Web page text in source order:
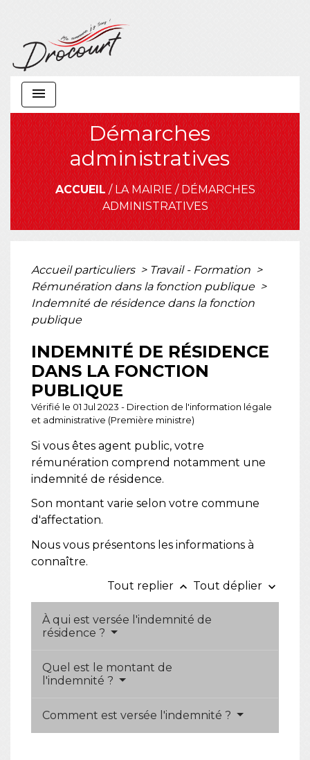
menu
Démarches
administratives
ACCUEIL/LA MAIRIE/DÉMARCHES
ADMINISTRATIVES
Accueil particuliers > Travail - Formation >
Rémunération dans la fonction publique >
Indemnité de résidence dans la fonction
publique
INDEMNITÉ DE RÉSIDENCE
DANS LA FONCTION
PUBLIQUE
Vérifié le 01 Jul 2023 - Direction de l'information légale
et administrative (Première ministre)
Si vous êtes agent public, votre
rémunération comprend notamment une
indemnité de résidence.
Son montant varie selon votre commune
d'affectation.
Nous vous présentons les informations à
connaître.
Tout replier keyboard_arrow_up Tout déplier keyboard_arrow_down
À qui est versée l'indemnité de
résidence ?
Quel est le montant de
l'indemnité ?
Comment est versée l'indemnité ?